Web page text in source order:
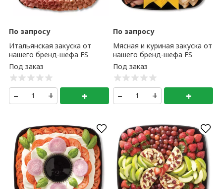
По запросу
Итальянская закуска от
нашего бренд-шефа FS
(блюдо на 5-6 персон)
– + +
По запросу
Мясная и куриная закуска от
нашего бренд-шефа FS
(блюдо на 5-6 персон)
– + +